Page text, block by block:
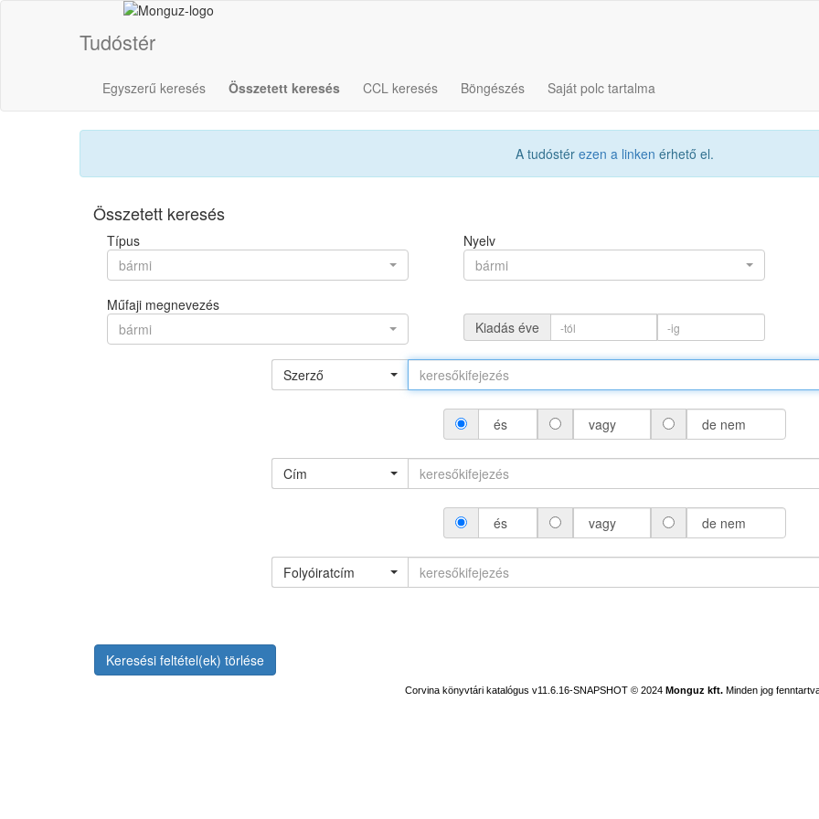
Tudóstér
Egyszerű keresés Összetett keresés CCL keresés Böngészés Saját polc tartalma
A tudóstér ezen a linken érhető el.
Összetett keresés
Típus
bármi
Nyelv
bármi
Műfaji megnevezés
bármi
Kiadás éve
Szerző
és vagy de nem
Cím
és vagy de nem
Folyóiratcím
Keresési feltétel(ek) törlése
Corvina könyvtári katalógus v11.6.16-SNAPSHOT © 2024 Monguz kft. Minden jog